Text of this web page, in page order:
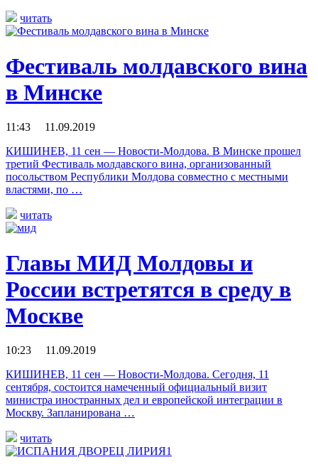
читать
Фестиваль молдавского вина
в Минске
11:43 11.09.2019
КИШИНЕВ, 11 сен — Новости-Молдова. В Минске прошел
третий Фестиваль молдавского вина, организованный
посольством Республики Молдова совместно с местными
властями, по …
читать
Главы МИД Молдовы и
России встретятся в среду в
Москве
10:23 11.09.2019
КИШИНЕВ, 11 сен — Новости-Молдова. Сегодня, 11
сентября, состоится намеченный официальный визит
министра иностранных дел и европейской интеграции в
Москву. Запланирована …
читать